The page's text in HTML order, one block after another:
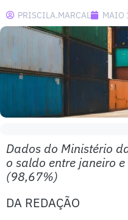
PRISCILA.MARCAL MAIO
Dados do Ministério
o saldo entre janeiro
(98,67%)
DA REDAÇÃO